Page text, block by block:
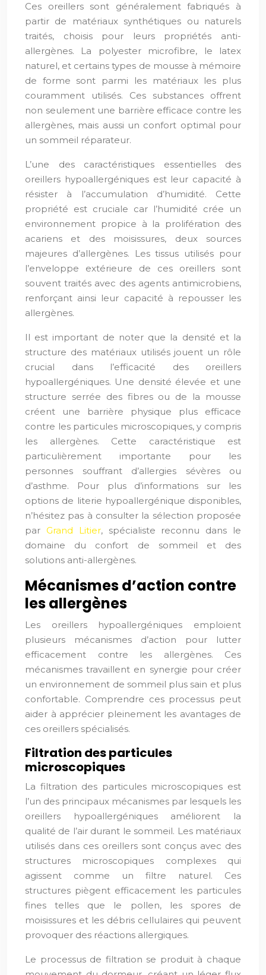
Ces oreillers sont généralement fabriqués à
partir de matériaux synthétiques ou naturels
traités, choisis pour leurs propriétés anti-
allergènes. La polyester microfibre, le latex
naturel, et certains types de mousse à mémoire
de forme sont parmi les matériaux les plus
couramment utilisés. Ces substances offrent
non seulement une barrière efficace contre les
allergènes, mais aussi un confort optimal pour
un sommeil réparateur.
L’une des caractéristiques essentielles des
oreillers hypoallergéniques est leur capacité à
résister à l’accumulation d’humidité. Cette
propriété est cruciale car l’humidité crée un
environnement propice à la prolifération des
acariens et des moisissures, deux sources
majeures d’allergènes. Les tissus utilisés pour
l’enveloppe extérieure de ces oreillers sont
souvent traités avec des agents antimicrobiens,
renforçant ainsi leur capacité à repousser les
allergènes.
Il est important de noter que la densité et la
structure des matériaux utilisés jouent un rôle
crucial dans l’efficacité des oreillers
hypoallergéniques. Une densité élevée et une
structure serrée des fibres ou de la mousse
créent une barrière physique plus efficace
contre les particules microscopiques, y compris
les allergènes. Cette caractéristique est
particulièrement importante pour les
personnes souffrant d’allergies sévères ou
d’asthme. Pour plus d’informations sur les
options de literie hypoallergénique disponibles,
n’hésitez pas à consulter la sélection proposée
par Grand Litier, spécialiste reconnu dans le
domaine du confort de sommeil et des
solutions anti-allergènes.
Mécanismes d’action contre
les allergènes
Les oreillers hypoallergéniques emploient
plusieurs mécanismes d’action pour lutter
efficacement contre les allergènes. Ces
mécanismes travaillent en synergie pour créer
un environnement de sommeil plus sain et plus
confortable. Comprendre ces processus peut
aider à apprécier pleinement les avantages de
ces oreillers spécialisés.
Filtration des particules
microscopiques
La filtration des particules microscopiques est
l’un des principaux mécanismes par lesquels les
oreillers hypoallergéniques améliorent la
qualité de l’air durant le sommeil. Les matériaux
utilisés dans ces oreillers sont conçus avec des
structures microscopiques complexes qui
agissent comme un filtre naturel. Ces
structures piègent efficacement les particules
fines telles que le pollen, les spores de
moisissures et les débris cellulaires qui peuvent
provoquer des réactions allergiques.
Le processus de filtration se produit à chaque